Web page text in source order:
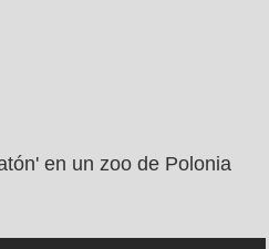
en un zoo de Polonia